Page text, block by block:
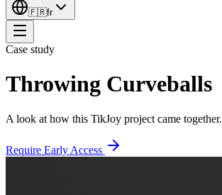
🇫🇷fr
Case study
Throwing Curveballs
A look at how this TikJoy project came together.
Require Early Access